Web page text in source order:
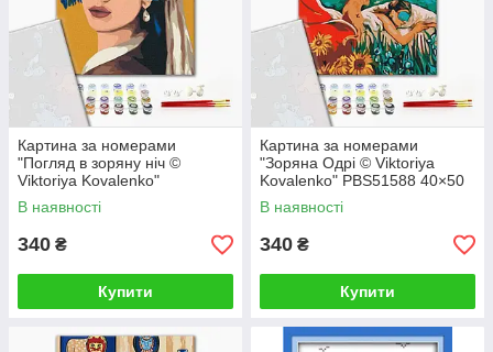
Картина за номерами
"Погляд в зоряну ніч ©
Viktoriya Kovalenko"
PBS51480 40×50 см
В наявності
340 ₴
Купити
Картина за номерами
"Зоряна Одрі © Viktoriya
Kovalenko" PBS51588 40×50
см
В наявності
340 ₴
Купити